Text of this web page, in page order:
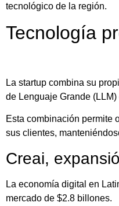
tecnológico de la región.
Tecnología
La startup combina su
de Lenguaje Grande
Esta combinación permite
sus clientes,
Creai,
La economía digital en
mercado de $2.8 billones.